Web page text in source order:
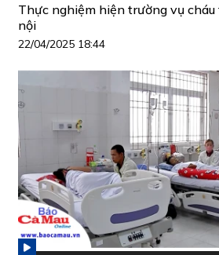
Thực nghiệm hiện trường vụ
nội
22/04/2025 18:44